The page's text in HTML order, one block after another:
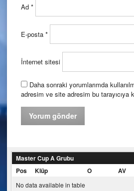
Ad *
E-posta *
İnternet sitesi
Daha sonraki yorumlarımda
adresim ve site adresim bu tarayıcıya
Master Cup A Grubu
Pos
Klüp O AV
No data available in table